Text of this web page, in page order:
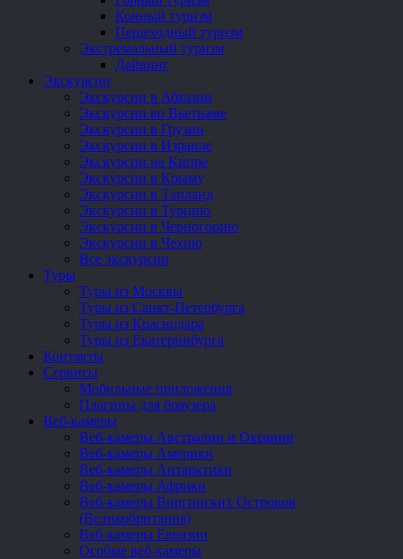
Конный туризм
Пешеходный туризм
Экстремальный туризм
Дайвинг
Экскурсии
Экскурсии в Абхазии
Экскурсии во Вьетнаме
Экскурсии в Грузии
Экскурсии в Израиле
Экскурсии на Кипре
Экскурсии в Крыму
Экскурсии в Таиланд
Экскурсии в Турцию
Экскурсии в Черногорию
Экскурсии в Чехию
Все экскурсии
Туры
Туры из Москвы
Туры из Санкт-Петербурга
Туры из Краснодара
Туры из Екатеринбурга
Контакты
Сервисы
Мобильные приложения
Плагины для браузера
Веб-камеры
Веб-камеры Австралии и Океании
Веб-камеры Америки
Веб-камеры Антарктики
Веб-камеры Африки
Веб-камеры Виргинских Островов
(Великобритания)
Веб-камеры Евразии
Особые веб-камеры